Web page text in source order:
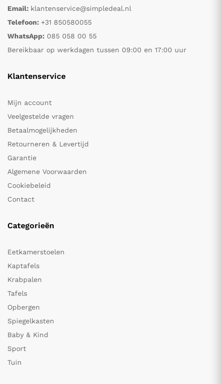
Email: klantenservice@simpledeal.nl
Telefoon: +31 850580055
WhatsApp: 085 058 00 55
Bereikbaar op werkdagen tussen 09:00 en 17:00 uur
Klantenservice
Mijn account
Veelgestelde vragen
Betaalmogelijkheden
Retourneren & Levertijd
Garantie
Algemene Voorwaarden
Cookiebeleid
Contact
Categorieën
Eetkamerstoelen
Kaptafels
Krabpalen
Tafels
Opbergen
Spiegelkasten
Baby & Kind
Sport
Tuin